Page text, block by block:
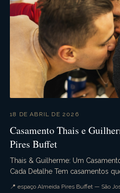
18 DE ABRIL DE 2026
Casamento Thais e
Pires Buffet
Thais & Guilherme: Um
Cada Detalhe Tem casamentos
📍 espaço Almeida Pires Buffet — São